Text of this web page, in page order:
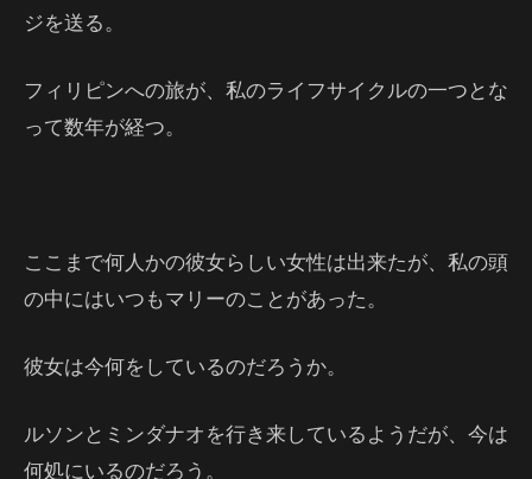
ジを送る。
フィリピンへの旅が、私のライフサイクルの一つとな
って数年が経つ。
ここまで何人かの彼女らしい女性は出来たが、私の頭
の中にはいつもマリーのことがあった。
彼女は今何をしているのだろうか。
ルソンとミンダナオを行き来しているようだが、今は
何処にいるのだろう。